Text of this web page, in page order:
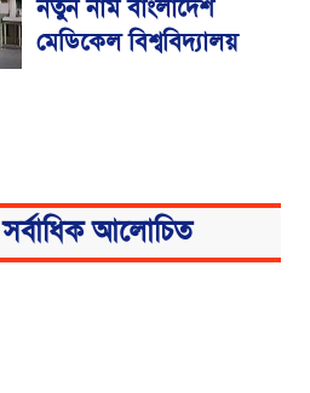
নতুন নাম বাংলাদেশ
মেডিকেল বিশ্ববিদ্যালয়
সর্বাধিক আলোচিত